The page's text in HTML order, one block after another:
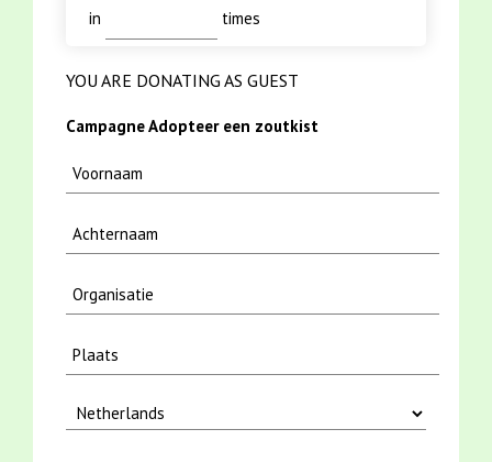
in
times
YOU ARE DONATING AS GUEST
Campagne Adopteer een zoutkist